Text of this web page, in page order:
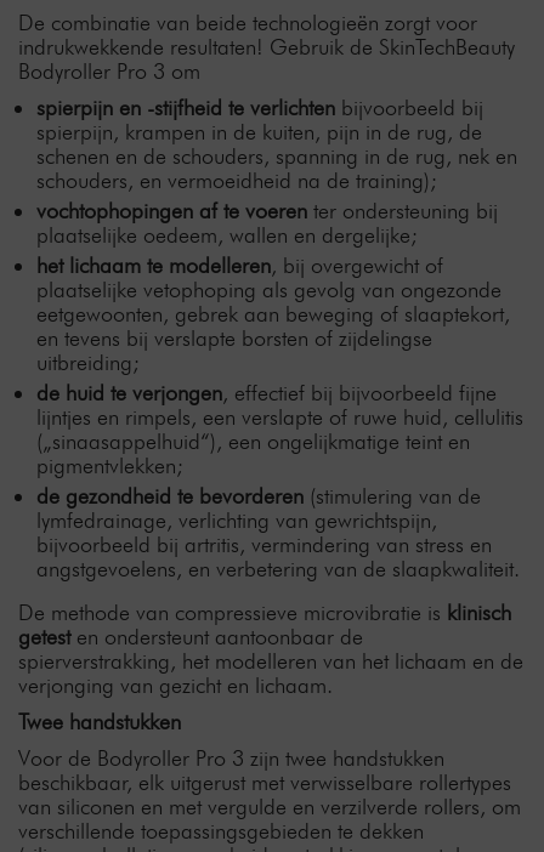
De combinatie van beide technologieën zorgt voor
indrukwekkende resultaten! Gebruik de SkinTechBeauty
Bodyroller Pro 3 om
spierpijn en -stijfheid te verlichten bijvoorbeeld bij
spierpijn, krampen in de kuiten, pijn in de rug, de
schenen en de schouders, spanning in de rug, nek en
schouders, en vermoeidheid na de training);
vochtophopingen af te voeren ter ondersteuning bij
plaatselijke oedeem, wallen en dergelijke;
het lichaam te modelleren, bij overgewicht of
plaatselijke vetophoping als gevolg van ongezonde
eetgewoonten, gebrek aan beweging of slaaptekort,
en tevens bij verslapte borsten of zijdelingse
uitbreiding;
de huid te verjongen, effectief bij bijvoorbeeld fijne
lijntjes en rimpels, een verslapte of ruwe huid, cellulitis
(„sinaasappelhuid“), een ongelijkmatige teint en
pigmentvlekken;
de gezondheid te bevorderen (stimulering van de
lymfedrainage, verlichting van gewrichtspijn,
bijvoorbeeld bij artritis, vermindering van stress en
angstgevoelens, en verbetering van de slaapkwaliteit.
De methode van compressieve microvibratie is klinisch
getesten ondersteunt aantoonbaar de
spierverstrakking, het modelleren van het lichaam en de
verjonging van gezicht en lichaam.
Twee handstukken
Voor de Bodyroller Pro 3 zijn twee handstukken
beschikbaar, elk uitgerust met verwisselbare rollertypes
van siliconen en met vergulde en verzilverde rollers, om
verschillende toepassingsgebieden te dekken